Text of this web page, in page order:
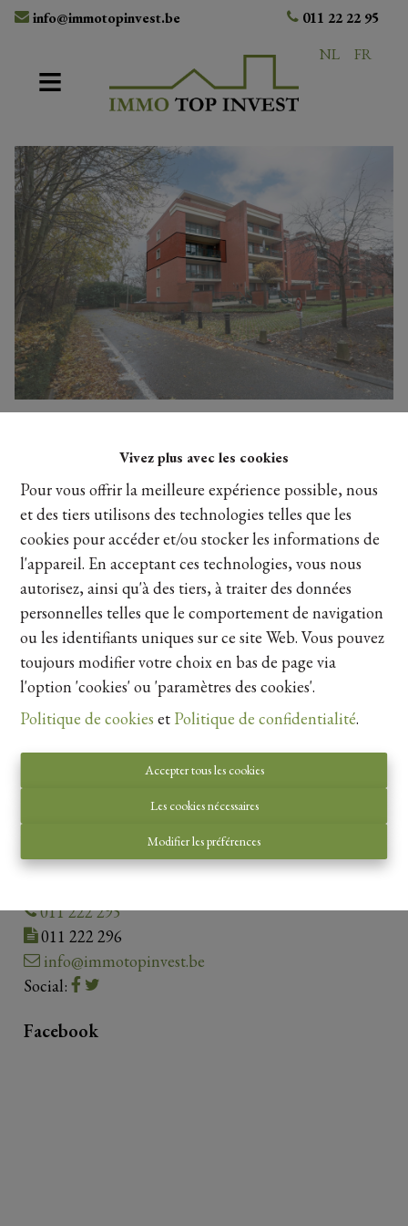
Vivez plus avec les cookies
Pour vous offrir la meilleure expérience possible, nous
et des tiers utilisons des technologies telles que les
cookies pour accéder et/ou stocker les informations de
l'appareil. En acceptant ces technologies, vous nous
autorisez, ainsi qu'à des tiers, à traiter des données
personnelles telles que le comportement de navigation
ou les identifiants uniques sur ce site Web. Vous pouvez
toujours modifier votre choix en bas de page via
l'option 'cookies' ou 'paramètres des cookies'.
Politique de cookies et Politique de confidentialité.
Accepter tous les cookies
Les cookies nécessaires
Modifier les préférences
info@immotopinvest.be
011 22 22 95
NL
FR
Autorité de surveillance:
Institut professionnel des courtiers immobiliers,
Luxemburgstraat 16B 1000 Bruxelles. Sous réserve
deles devoirs de l\'agent immobilier.
-Disclaimer
Guldensporenplein 4.1.01
011 222 295
011 222 296
info@immotopinvest.be
Social:
Facebook